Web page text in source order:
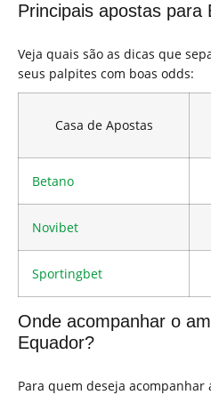
Principais apostas para
Veja quais são as dicas que
seus palpites com boas odds:
Casa de Apostas
Betano
Novibet
Sportingbet
Onde acompanhar o
Equador?
Para quem deseja